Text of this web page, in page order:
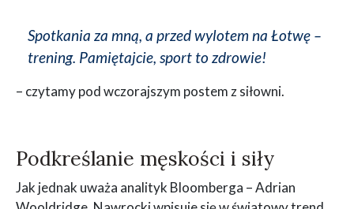
Spotkania za mną, a przed wylotem na Łotwę –
trening. Pamiętajcie, sport to zdrowie!
– czytamy pod wczorajszym postem z siłowni.
Podkreślanie męskości i siły
Jak jednak uważa analityk Bloomberga – Adrian